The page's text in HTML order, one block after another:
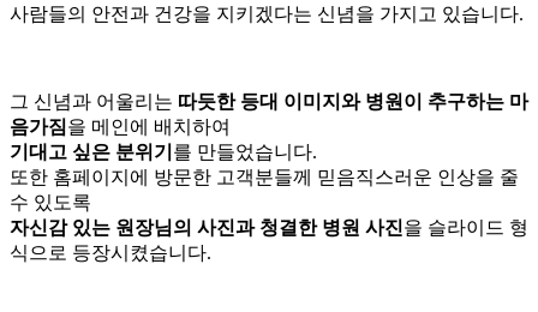
사람들의 안전과 건강을 지키겠다는 신념을 가지고 있습니다.
그 신념과 어울리는 따듯한 등대 이미지와 병원이 추구하는 마
음가짐을 메인에 배치하여
기대고 싶은 분위기 를 만들었습니다.
또한 홈페이지에 방문한 고객분들께 믿음직스러운 인상을 줄
수 있도록
자신감 있는 원장님의 사진과 청결한 병원 사진을 슬라이드 형
식으로 등장시켰습니다.